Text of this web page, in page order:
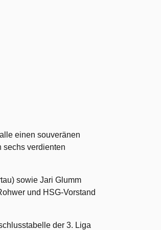
einen souveränen
sechs verdienten
sowie Jari Glumm
und HSG-Vorstand
der 3. Liga